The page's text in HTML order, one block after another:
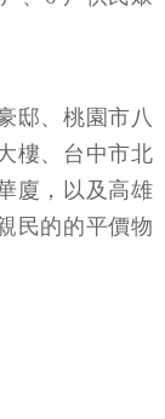
邸、桃園市八
樓、台中市北
廈，以及高雄
民的的平價物